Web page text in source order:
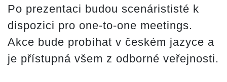
Po prezentaci budou scenárististé k
dispozici pro one-to-one meetings.
Akce bude probíhat v českém jazyce a
je přístupná všem z odborné veřejnosti.